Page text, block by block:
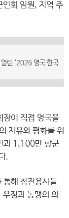
회 임원, 지역 주
린 ‘2026 영국 한국
장이 직접 영국을
자유와 평화를 위
과 1,100만 향군
.
통해 참전용사들
정과 동맹의 의